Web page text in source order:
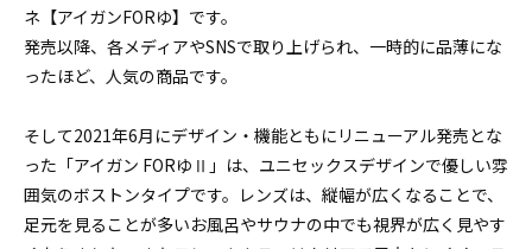
ネ【アイガンFORゆ】です。
発売以降、各メディアやSNSで取り上げられ、一時的に品薄にな
ったほど、人気の商品です。
そして2021年6月にデザイン・機能ともにリニューアル発売とな
った「アイガン FORゆⅡ」は、ユニセックスデザインで優しい雰
囲気のボストンタイプです。レンズは、縦幅が広くなることで、
足元を見ることが多いお風呂やサウナの中でも視界が広く見やす